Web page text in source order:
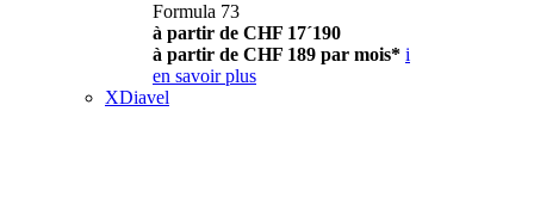
Formula 73
à partir de CHF 17´190
à partir de CHF 189 par mois* i
en savoir plus
XDiavel